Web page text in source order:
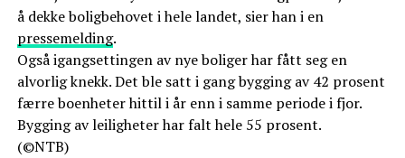
å dekke boligbehovet i hele landet, sier han i en
pressemelding.
Også igangsettingen av nye boliger har fått seg en
alvorlig knekk. Det ble satt i gang bygging av 42 prosent
færre boenheter hittil i år enn i samme periode i fjor.
Bygging av leiligheter har falt hele 55 prosent.
(©NTB)